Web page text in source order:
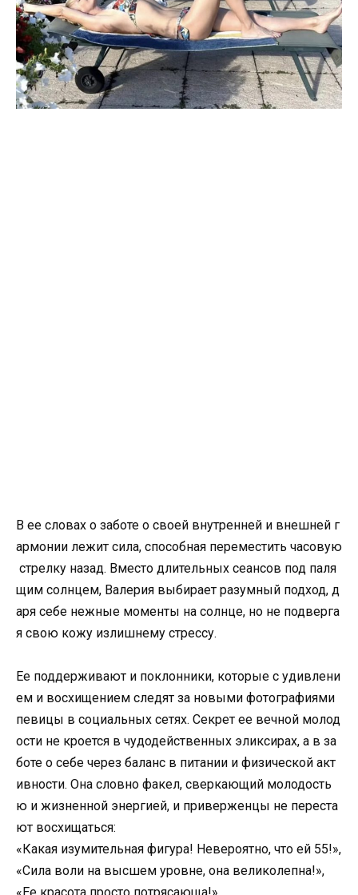
В ее словах о заботе о своей внутренней и внешней г
армонии лежит сила, способная переместить часовую
стрелку назад. Вместо длительных сеансов под паля
щим солнцем, Валерия выбирает разумный подход, д
аря себе нежные моменты на солнце, но не подверга
я свою кожу излишнему стрессу.
Ее поддерживают и поклонники, которые с удивлени
ем и восхищением следят за новыми фотографиями
певицы в социальных сетях. Секрет ее вечной молод
ости не кроется в чудодейственных эликсирах, а в за
боте о себе через баланс в питании и физической акт
ивности. Она словно факел, сверкающий молодость
ю и жизненной энергией, и приверженцы не переста
ют восхищаться:
«Какая изумительная фигура! Невероятно, что ей 55!»,
«Сила воли на высшем уровне, она великолепна!»,